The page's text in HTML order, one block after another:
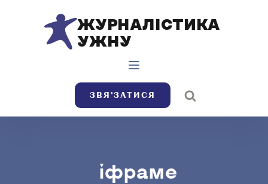
ЖУРНАЛІСТИКА
УЖНУ
ЗВЯ’ЗАТИСЯ
іфраме